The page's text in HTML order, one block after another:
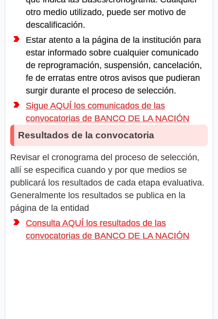
otro medio utilizado, puede ser motivo de
descalificación.
Estar atento a la página de la institución para
estar informado sobre cualquier comunicado
de reprogramación, suspensión, cancelación,
fe de erratas entre otros avisos que pudieran
surgir durante el proceso de selección.
Sigue AQUÍ los comunicados de las
convocatorias de BANCO DE LA NACIÓN
Resultados de la convocatoria
Revisar el cronograma del proceso de selección,
allí se especifica cuando y por que medios se
publicará los resultados de cada etapa evaluativa.
Generalmente los resultados se publica en la
página de la entidad
Consulta AQUÍ los resultados de las
convocatorias de BANCO DE LA NACIÓN